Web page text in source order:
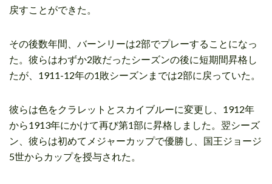
戻すことができた。
その後数年間、バーンリーは2部でプレーすることになっ
た。彼らはわずか2敗だったシーズンの後に短期間昇格し
たが、1911-12年の1敗シーズンまでは2部に戻っていた。
彼らは色をクラレットとスカイブルーに変更し、1912年
から1913年にかけて再び第1部に昇格しました。翌シーズ
ン、彼らは初めてメジャーカップで優勝し、国王ジョージ
5世からカップを授与された。